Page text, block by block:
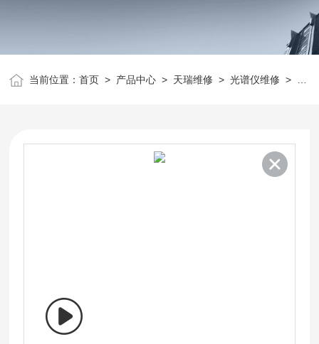
当前位置：首页 > 产品中心 > 天瑞维修 >光谱仪维修 >